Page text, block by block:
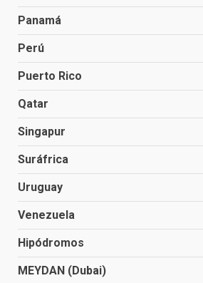
Panamá
Perú
Puerto Rico
Qatar
Singapur
Suráfrica
Uruguay
Venezuela
Hipódromos
MEYDAN (Dubai)